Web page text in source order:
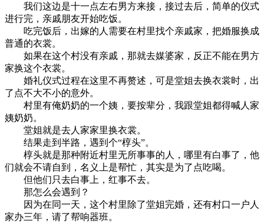
我们这边是十一点左右男方来接，接过去后，简单的仪式
进行完，亲戚朋友开始吃饭。
吃完饭后，出嫁的人需要在村里找个亲戚家，把婚服换成
普通的衣裳。
如果在这个村没有亲戚，那就去媒婆家，反正不能在男方
家换这个衣裳。
婚礼仪式过程在这里不再赘述，可是堂姐去换衣裳时，出
了点不大不小的意外。
村里有俺奶奶的一个姨，要按辈分，我跟堂姐都得喊人家
姨奶奶。
堂姐就是去人家家里换衣裳。
结果走到半路，遇到个“椁头”。
椁头就是那种附近村里无所事事的人，哪里有白事了，他
们就会不请自到，名义上是帮忙，其实是为了点吃喝。
但他们只去白事上，红事不去。
那怎么会遇到？
因为在同一天，这个村里除了堂姐完婚，还有村口一户人
家办三年，请了帮响器班。